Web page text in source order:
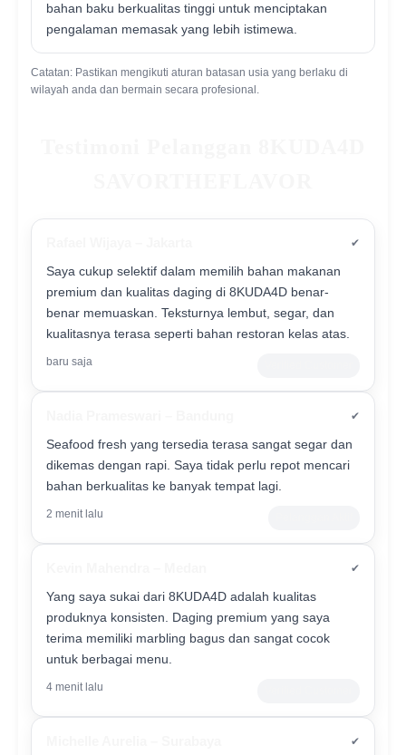
bahan baku berkualitas tinggi untuk menciptakan
pengalaman memasak yang lebih istimewa.
Catatan: Pastikan mengikuti aturan batasan usia yang berlaku di
wilayah anda dan bermain secara profesional.
✔
Saya cukup selektif dalam memilih bahan makanan
premium dan kualitas daging di 8KUDA4D benar-
benar memuaskan. Teksturnya lembut, segar, dan
kualitasnya terasa seperti bahan restoran kelas atas.
baru saja
✔
Seafood fresh yang tersedia terasa sangat segar dan
dikemas dengan rapi. Saya tidak perlu repot mencari
bahan berkualitas ke banyak tempat lagi.
2 menit lalu
✔
Yang saya sukai dari 8KUDA4D adalah kualitas
produknya konsisten. Daging premium yang saya
terima memiliki marbling bagus dan sangat cocok
untuk berbagai menu.
4 menit lalu
✔